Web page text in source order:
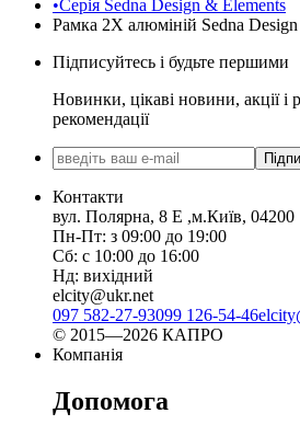
•Серія Sedna Design & Elements
Рамка 2Х алюміній Sedna
Підписуйтесь і будьте першими
Новинки, цікаві новини, акції і
рекомендації
Контакти
вул. Полярна, 8 Е ,м.Київ, 04200
Пн-Пт: з 09:00 до 19:00
Сб: с 10:00 до 16:00
Нд: вихідний
elcity@ukr.net
097 582-27-93099 126-54-46
© 2015—2026 КАПРО
Компанія
Допомога